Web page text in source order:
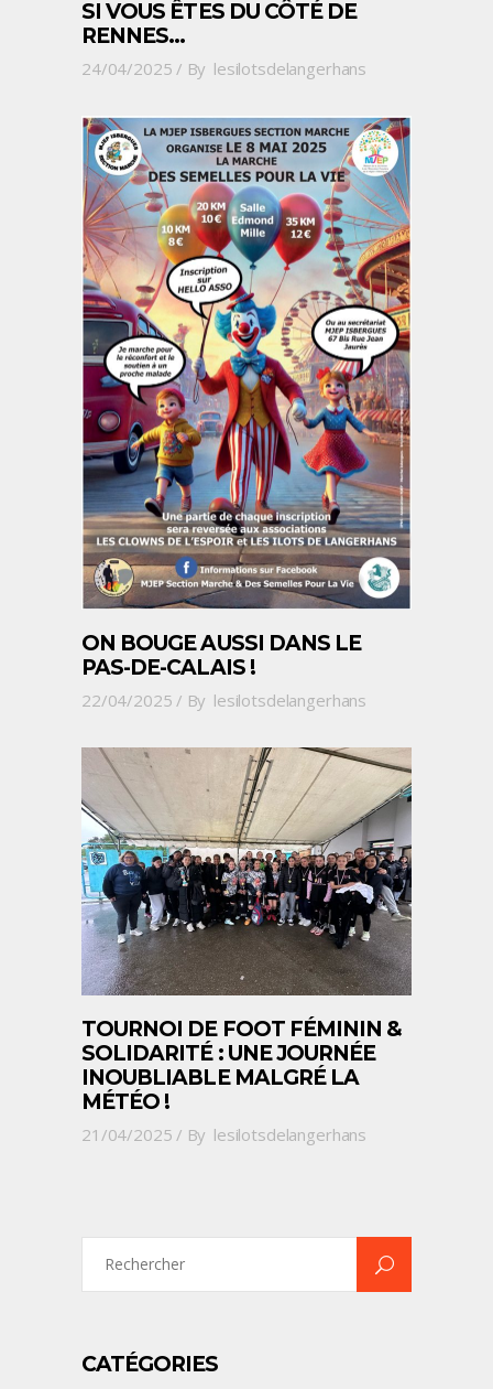
SI VOUS ÊTES DU CÔTÉ DE
RENNES…
24/04/2025 By lesilotsdelangerhans
ON BOUGE AUSSI DANS LE
PAS-DE-CALAIS !
22/04/2025 By lesilotsdelangerhans
TOURNOI DE FOOT FÉMININ &
SOLIDARITÉ : UNE JOURNÉE
INOUBLIABLE MALGRÉ LA
MÉTÉO !
21/04/2025 By lesilotsdelangerhans
CATÉGORIES